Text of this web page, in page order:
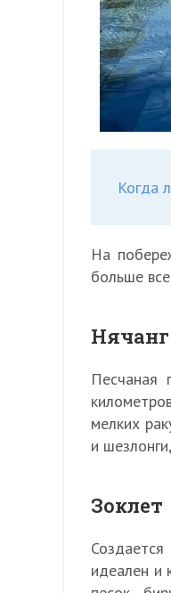
Когда
На
больше
Песчаная
мелких
и
Зоклет
идеален и